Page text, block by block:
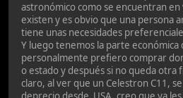
astronómico como se encuentran en
existen y es obvio que una persona
tiene unas necesidades
Y luego tenemos la parte económica
personalmente prefiero comprar
o estado y después si no queda otra
claro, al ver que un Celestron C11,